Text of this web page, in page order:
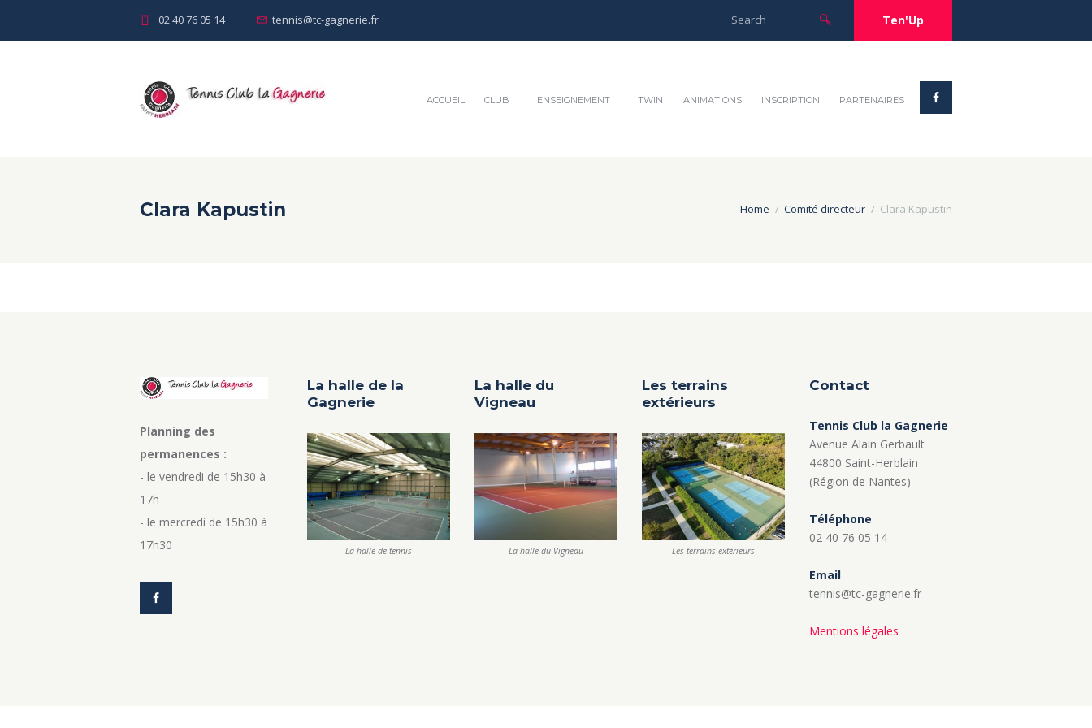
02 40 76 05 14 tennis@tc-gagnerie.fr Ten'Up
ACCUEIL CLUB ENSEIGNEMENT TWIN ANIMATIONS INSCRIPTION PARTENAIRES
Clara Kapustin Home Comité directeur Clara Kapustin
Planning des
permanences :
- le vendredi de 15h30 à
17h
- le mercredi de 15h30 à
17h30
La halle de la
Gagnerie
La halle de tennis
La halle du
Vigneau
La halle du Vigneau
Les terrains
extérieurs
Les terrains extérieurs
Contact
Tennis Club la Gagnerie
Avenue Alain Gerbault
44800 Saint-Herblain
(Région de Nantes)
Téléphone
02 40 76 05 14
Email
tennis@tc-gagnerie.fr
Mentions légales